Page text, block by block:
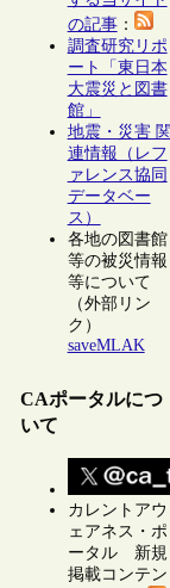
の記事：
調査研究リポ
ート「東日本
大震災と図書
館」
地震・災害 関
連情報（レフ
ァレンス協同
データベー
ス）
各地の図書館
等の被災情報
等について
（外部リン
ク）
saveMLAK
CAポータルにつ
いて
カレントアウ
ェアネス・ポ
ータル 新規
掲載コンテン